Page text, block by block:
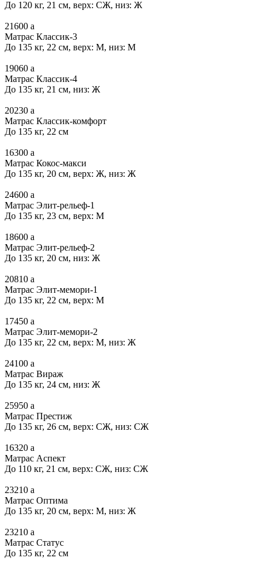
До 120 кг, 21 см, верх: СЖ, низ: Ж
21600 a
Матрас Классик-3
До 135 кг, 22 см, верх: М, низ: М
19060 a
Матрас Классик-4
До 135 кг, 21 см, низ: Ж
20230 a
Матрас Классик-комфорт
До 135 кг, 22 см
16300 a
Матрас Кокос-макси
До 135 кг, 20 см, верх: Ж, низ: Ж
24600 a
Матрас Элит-рельеф-1
До 135 кг, 23 см, верх: М
18600 a
Матрас Элит-рельеф-2
До 135 кг, 20 см, низ: Ж
20810 a
Матрас Элит-мемори-1
До 135 кг, 22 см, верх: М
17450 a
Матрас Элит-мемори-2
До 135 кг, 22 см, верх: М, низ: Ж
24100 a
Матрас Вираж
До 135 кг, 24 см, низ: Ж
25950 a
Матрас Престиж
До 135 кг, 26 см, верх: СЖ, низ: СЖ
16320 a
Матрас Аспект
До 110 кг, 21 см, верх: СЖ, низ: СЖ
23210 a
Матрас Оптима
До 135 кг, 20 см, верх: М, низ: Ж
23210 a
Матрас Статус
До 135 кг, 22 см